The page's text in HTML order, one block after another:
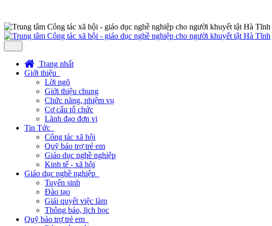
Trang nhất
Giới thiệu
Lời ngõ
Giới thiệu chung
Chức năng, nhiệm vụ
Cơ cấu tổ chức
Lãnh đạo đơn vị
Tin Tức
Công tác xã hội
Quỹ bảo trợ trẻ em
Giáo dục nghề nghiệp
Kinh tế - xã hội
Giáo dục nghề nghiệp
Tuyển sinh
Đào tạo
Giải quyết việc làm
Thông báo, lịch học
Quỹ bảo trợ trẻ em